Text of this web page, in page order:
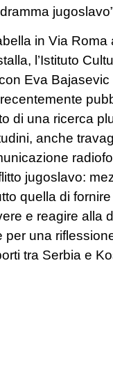
in Via
l’Istituto
Eva
di una ricerca
anche
jugoslavo:
quella di
e reagire alla
una
tra Serbia e